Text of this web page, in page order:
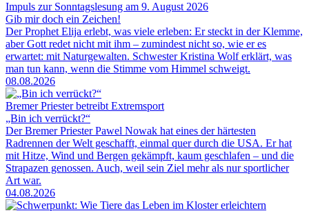
Impuls zur Sonntagslesung am 9. August 2026
Gib mir doch ein Zeichen!
Der Prophet Elija erlebt, was viele erleben: Er steckt in der Klemme,
aber Gott redet nicht mit ihm – zumindest nicht so, wie er es
erwartet: mit Naturgewalten. Schwester Kristina Wolf erklärt, was
man tun kann, wenn die Stimme vom Himmel schweigt.
08.08.2026
Bremer Priester betreibt Extremsport
„Bin ich verrückt?“
Der Bremer Priester Pawel Nowak hat eines der härtesten
Radrennen der Welt geschafft, einmal quer durch die USA. Er hat
mit Hitze, Wind und Bergen gekämpft, kaum geschlafen – und die
Strapazen genossen. Auch, weil sein Ziel mehr als nur sportlicher
Art war.
04.08.2026